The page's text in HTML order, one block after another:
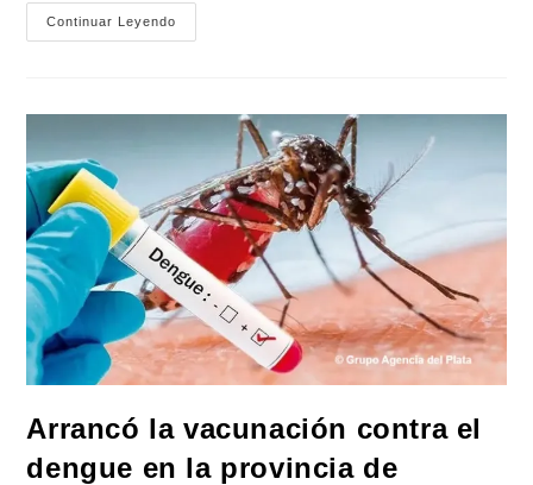
Continuar Leyendo
En
Vacunación
Contra
La
Bronquiolitis
2026
Arrancó la vacunación contra el
dengue en la provincia de